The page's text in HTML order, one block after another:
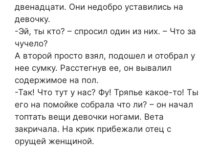
двенадцати. Они недобро уставились на
девочку.
-Эй, ты кто? – спросил один из них. – Что за
чучело?
А второй просто взял, подошел и отобрал у
нее сумку. Расстегнув ее, он вывалил
содержимое на пол.
-Так! Что тут у нас? Фу! Тряпье какое-то! Ты
его на помойке собрала что ли? – он начал
топтать вещи девочки ногами. Вета
закричала. На крик прибежали отец с
орущей женщиной.